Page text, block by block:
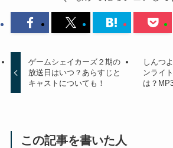
ゲームシェイカーズ２期の
放送日はいつ？あらすじと
キャストについても！
しんつ
ンライ
は？
この記事を書いた人